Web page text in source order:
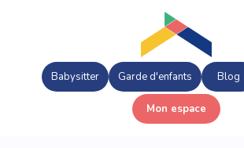
Babysitter Garde d'enfants Blog
Mon espace